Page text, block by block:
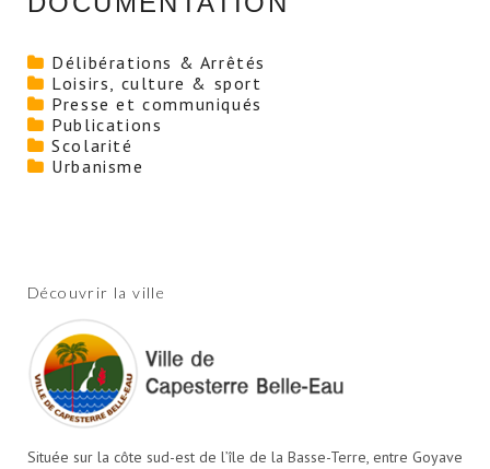
Délibérations & Arrêtés
Loisirs, culture & sport
Presse et communiqués
Publications
Scolarité
Urbanisme
Découvrir la ville
Située sur la côte sud-est de l’île de la Basse-Terre, entre Goyave